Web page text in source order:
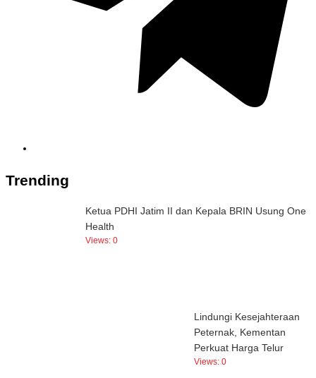
Trending
Ketua PDHI Jatim II dan Kepala BRIN Usung One
Health
Views: 0
Lindungi Kesejahteraan
Peternak, Kementan
Perkuat Harga Telur
Views: 0